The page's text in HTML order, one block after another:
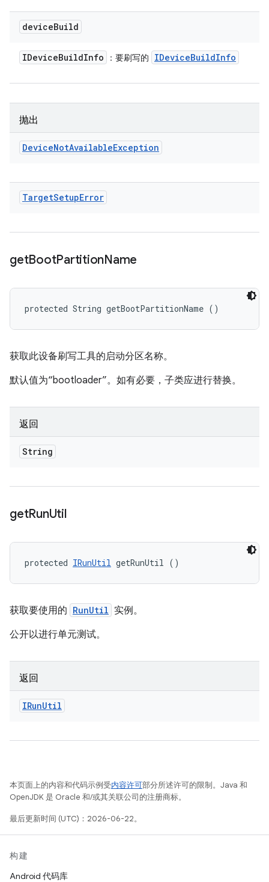
deviceBuild
IDeviceBuildInfo ：要刷写的 IDeviceBuildInfo
抛出
DeviceNotAvailableException
TargetSetupError
getBootPartitionName
protected String getBootPartitionName ()
获取此设备刷写工具的启动分区名称。
默认值为“bootloader”。如有必要，子类应进行替换。
返回
String
getRunUtil
protected IRunUtil getRunUtil ()
获取要使用的 RunUtil 实例。
公开以进行单元测试。
返回
IRunUtil
本页面上的内容和代码示例受内容许可部分所述许可的限制。Java 和
OpenJDK 是 Oracle 和/或其关联公司的注册商标。
最后更新时间 (UTC)：2026-06-22。
构建
Android 代码库